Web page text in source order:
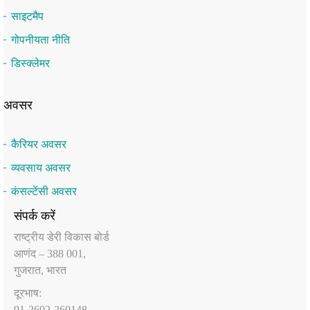
साइटमैप
गोपनीयता नीति
डिस्क्लेमर
अवसर
कैरियर अवसर
व्यवसाय अवसर
कंसल्टेंसी अवसर
संपर्क करें
राष्‍ट्रीय डेरी विकास बोर्ड
आणंद – 388 001,
गुजरात, भारत
दूरभाष: